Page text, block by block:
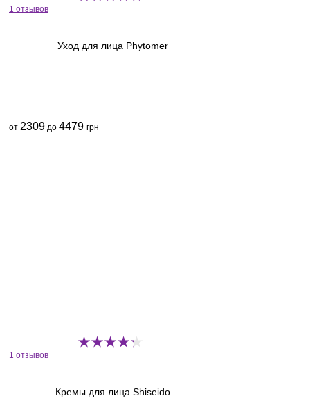
1 отзывов
Уход для лица Phytomer
от 2309 до 4479 грн
1 отзывов
Кремы для лица Shiseido